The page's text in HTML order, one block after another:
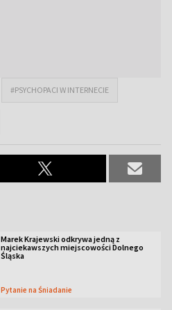
#PSYCHOPACI W INTERNECIE
Marek Krajewski odkrywa jedną z
najciekawszych miejscowości Dolnego
Śląska
Pytanie na Śniadanie